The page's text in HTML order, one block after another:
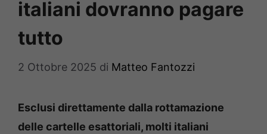
italiani dovranno pagare
tutto
2 Ottobre 2025 di Matteo Fantozzi
Esclusi direttamente dalla rottamazione
delle cartelle esattoriali, molti italiani